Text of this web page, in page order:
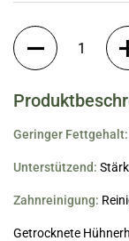
Anzahl
Geringer Fettgehalt:
Unterstützend:
Zahnreinigung:
Getrocknete